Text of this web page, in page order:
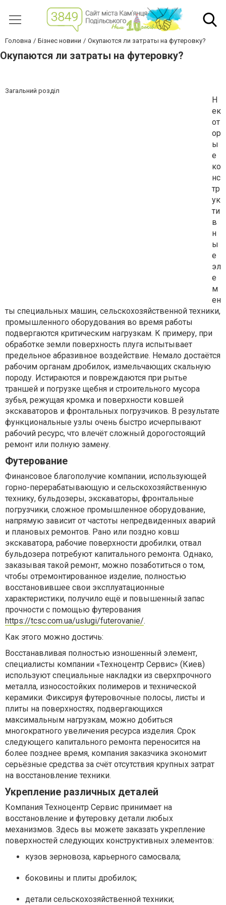
Головна Бізнес новини Окупаются ли затраты на футеровку?
Окупаются ли затраты на футеровку?
Загальний розділ
Н
ек
от
ор
ы
е
ко
нс
тр
ук
ти
в
н
ы
е
эл
е
м
ен
ты специальных машин, сельскохозяйственной техники,
промышленного оборудования во время работы
подвергаются критическим нагрузкам. К примеру, при
обработке земли поверхность плуга испытывает
предельное абразивное воздействие. Немало достаётся
рабочим органам дробилок, измельчающих скальную
породу. Истираются и повреждаются при рытье
траншей и погрузке щебня и строительного мусора
зубья, режущая кромка и поверхности ковшей
экскаваторов и фронтальных погрузчиков. В результате
функциональные узлы очень быстро исчерпывают
рабочий ресурс, что влечёт сложный дорогостоящий
ремонт или полную замену.
Футерование
Финансовое благополучие компании, использующей
горно-перерабатывающую и сельскохозяйственную
технику, бульдозеры, экскаваторы, фронтальные
погрузчики, сложное промышленное оборудование,
напрямую зависит от частоты непредвиденных аварий
и плановых ремонтов. Рано или поздно ковш
экскаватора, рабочие поверхности дробилки, отвал
бульдозера потребуют капитального ремонта. Однако,
заказывая такой ремонт, можно позаботиться о том,
чтобы отремонтированное изделие, полностью
восстановившее свои эксплуатационные
характеристики, получило ещё и повышенный запас
прочности с помощью футерования
https://tcsc.com.ua/uslugi/futerovanie/.
Как этого можно достичь:
Восстанавливая полностью изношенный элемент,
специалисты компании «Техноцентр Сервис» (Киев)
используют специальные накладки из сверхпрочного
металла, износостойких полимеров и технической
керамики. Фиксируя футеровочные полосы, листы и
плиты на поверхностях, подвергающихся
максимальным нагрузкам, можно добиться
многократного увеличения ресурса изделия. Срок
следующего капитального ремонта переносится на
более позднее время, компания заказчика экономит
серьёзные средства за счёт отсутствия крупных затрат
на восстановление техники.
Укрепление различных деталей
Компания Техноцентр Сервис принимает на
восстановление и футеровку детали любых
механизмов. Здесь вы можете заказать укрепление
поверхностей следующих конструктивных элементов:
кузов зерновоза, карьерного самосвала;
боковины и плиты дробилок;
детали сельскохозяйственной техники;